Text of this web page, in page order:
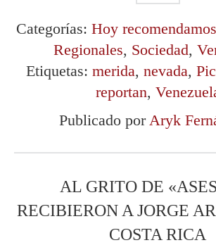
Categorías: Hoy recomendamos
Regionales, Sociedad,
Etiquetas: merida, nevada,
reportan,
Publicado porAryk
AL GRITO DE
RECIBIERON A JORGE
COSTA RICA